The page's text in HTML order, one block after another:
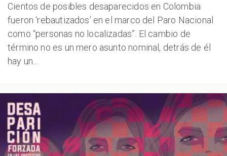
Cientos de posibles desaparecidos en Colombia
fueron ‘rebautizados’ en el marco del Paro Nacional
como “personas no localizadas”. El cambio de
término no es un mero asunto nominal, detrás de él
hay un...